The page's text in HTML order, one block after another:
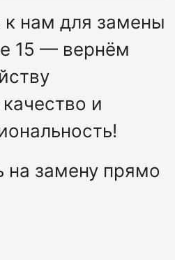
к нам для замены
15 — вернём
и
на замену прямо